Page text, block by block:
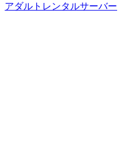
アダルトレンタルサーバー